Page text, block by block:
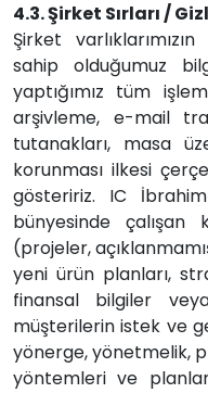
4.3. Şirket Sırları /
Şirket
sahip olduğumuz
yaptığımız tüm
arşivleme, e-mail
tutanakları, masa
korunması ilkesi
gösteririz. IC
bünyesinde çalışan
(projeler,
yeni ürün planları,
finansal bilgiler
müşterilerin istek ve
yönerge, yönetmelik,
yöntemleri ve